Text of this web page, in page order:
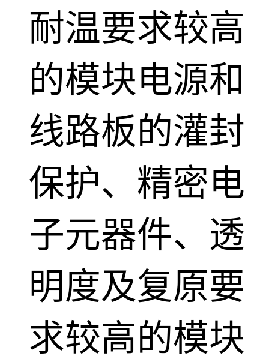
耐温要求较高
的模块电源和
线路板的灌封
保护、精密电
子元器件、透
明度及复原要
求较高的模块